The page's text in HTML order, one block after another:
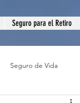
Seguro para el Retiro
Seguro de Vida